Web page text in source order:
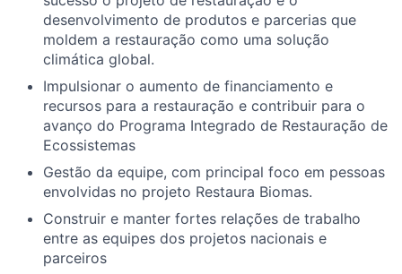
desenvolvimento de produtos e parcerias que
moldem a restauração como uma solução
climática global.
Impulsionar o aumento de financiamento e
recursos para a restauração e contribuir para o
avanço do Programa Integrado de Restauração de
Ecossistemas
Gestão da equipe, com principal foco em pessoas
envolvidas no projeto Restaura Biomas.
Construir e manter fortes relações de trabalho
entre as equipes dos projetos nacionais e
parceiros